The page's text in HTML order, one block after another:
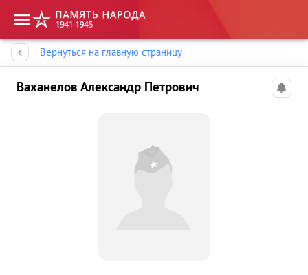
Вернуться на главную страницу
Ваханелов Александр Петрович
Память народа